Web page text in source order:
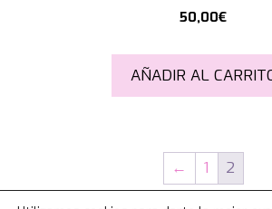
50,00€
AÑADIR AL
← 1 2